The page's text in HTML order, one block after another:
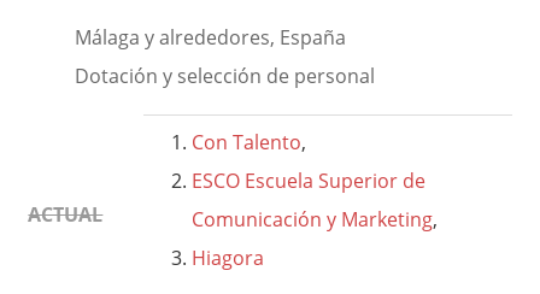
Málaga y alrededores, España
Dotación y selección de personal
ACTUAL
Con Talento,
ESCO Escuela Superior de
Comunicación y Marketing,
Hiagora